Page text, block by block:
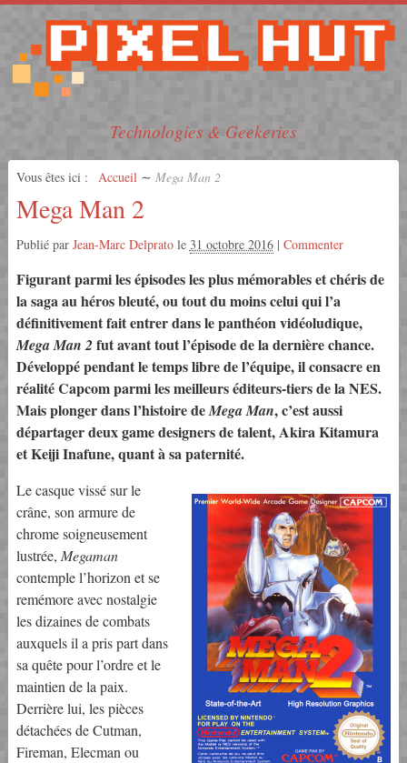
Technologies & Geekeries
Vous êtes ici : Accueil ∼ Mega Man 2
Mega Man 2
Publié par Jean-Marc Delpratole 31 octobre 2016| Commenter
Figurant parmi les épisodes les plus mémorables et chéris de
la saga au héros bleuté, ou tout du moins celui qui l’a
définitivement fait entrer dans le panthéon vidéoludique,
Mega Man 2 fut avant tout l’épisode de la dernière chance.
Développé pendant le temps libre de l’équipe, il consacre en
réalité Capcom parmi les meilleurs éditeurs-tiers de la NES.
Mais plonger dans l’histoire deMega Man, c’est aussi
départager deux game designers de talent, Akira Kitamura
et Keiji Inafune, quant à sa paternité.
Le casque vissé sur le
crâne, son armure de
chrome soigneusement
lustrée, Megaman
contemple l’horizon et se
remémore avec nostalgie
les dizaines de combats
auxquels il a pris part dans
sa quête pour l’ordre et le
maintien de la paix.
Derrière lui, les pièces
détachées de Cutman,
Fireman, Elecman ou